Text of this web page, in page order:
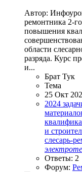
Автор:
ремонтника 2-
повышения
области
разряда. Курс
и...
Брат Тук
Тема
25 Окт
2024
и
слесарь-
Ответы: 2
Форум: